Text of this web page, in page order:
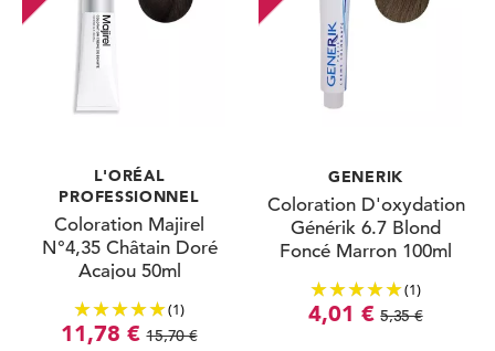
L'ORÉAL
PROFESSIONNEL
Coloration Majirel
N°4,35 Châtain Doré
Acajou 50ml
(1)
11,78 € 15,70 €
GENERIK
Coloration D'oxydation
Générik 6.7 Blond
Foncé Marron 100ml
(1)
4,01 € 5,35 €